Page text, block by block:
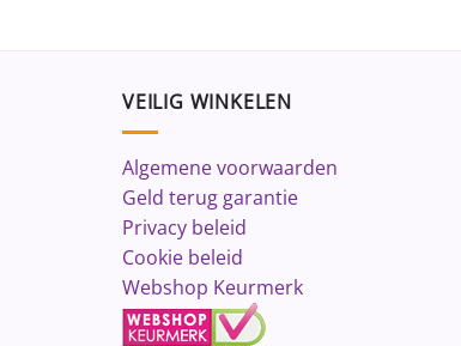
VEILIG WINKELEN
Algemene voorwaarden
Geld terug garantie
Privacy beleid
Cookie beleid
Webshop Keurmerk